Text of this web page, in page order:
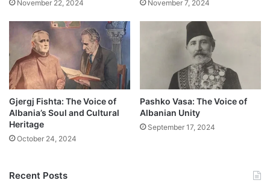
November 22, 2024 November 7, 2024
Gjergj Fishta: The Voice of
Albania’s Soul and Cultural
Heritage
October 24, 2024
Pashko Vasa: The Voice of
Albanian Unity
September 17, 2024
Recent Posts